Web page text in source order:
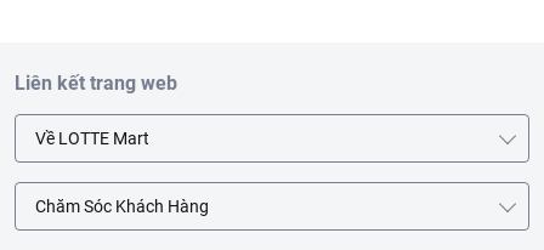
Liên kết trang web
Về LOTTE Mart
Chăm Sóc Khách Hàng